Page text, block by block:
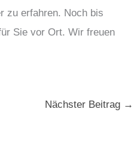
zu erfahren. Noch bis
Sie vor Ort. Wir freuen
Nächster Beitrag →